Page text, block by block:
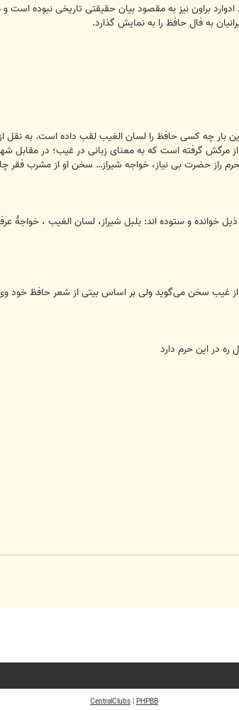
براون نیز به مقصود بیان حقیقتی تاریخی نبوده است
به فال حافظ را به نمایش گذارد.
بار چه کسی حافظ را لسان الغیب لقب داده است. به نقل
درسال ۸۴۰ هجری یعنی ۴۸ سال بعد از مرگش گرفته است که به معنای
راز حضرت بی نیاز، خواجه شیراز… سخن او از مشرب فقر
خوانده و ستوده اند: بلبل شیراز، لسان الغیب ، خواجهٔ
از غیب سخن می‌گوید ولی بر اساس بیتی از شعر حافظ
در این حرم دارد
PHPBB
|
CentralClubs